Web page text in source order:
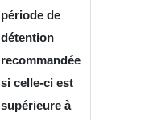
période de
détention
recommandée
si celle-ci est
supérieure à